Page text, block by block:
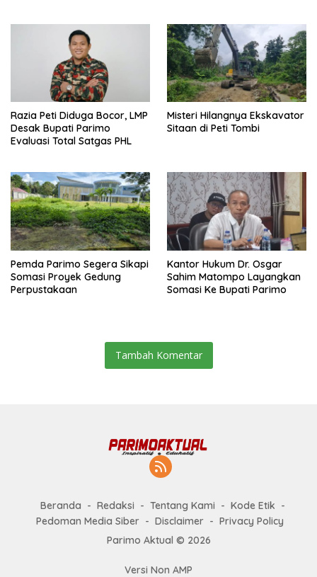
Razia Peti Diduga Bocor, LMP
Desak Bupati Parimo
Evaluasi Total Satgas PHL
Misteri Hilangnya Ekskavator
Sitaan di Peti Tombi
Pemda Parimo Segera Sikapi
Somasi Proyek Gedung
Perpustakaan
Kantor Hukum Dr. Osgar
Sahim Matompo Layangkan
Somasi Ke Bupati Parimo
Tambah Komentar
Beranda Redaksi Tentang Kami
Kode Etik
Pedoman Media Siber
Disclaimer
Privacy Policy
Parimo Aktual © 2026
Versi Non AMP